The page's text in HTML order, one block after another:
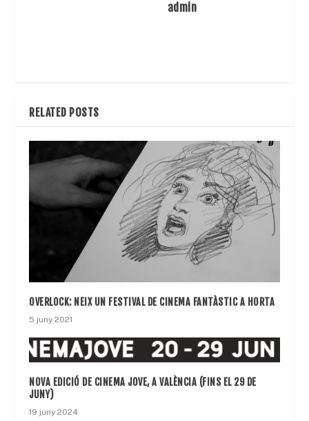
admin
RELATED POSTS
OVERLOCK: NEIX UN FESTIVAL DE CINEMA FANTÀSTIC A HORTA
5 juny 2021
NOVA EDICIÓ DE CINEMA JOVE, A VALÈNCIA (FINS EL 29 DE
JUNY)
19 juny 2024